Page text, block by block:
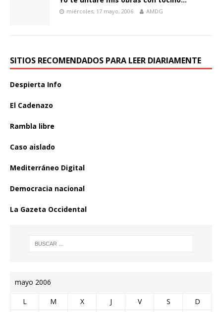
miércoles, 17 mayo, 2006 AMDG
SITIOS RECOMENDADOS PARA LEER DIARIAMENTE
Despierta Info
El Cadenazo
Rambla libre
Caso aislado
Mediterráneo Digital
Democracia nacional
La Gazeta Occidental
mayo 2006
L M X J V S D